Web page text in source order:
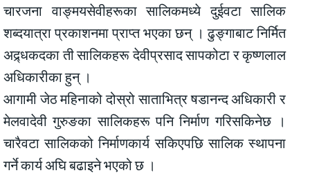
चारजना वाङ्मयसेवीहरूका सालिकमध्ये दुईवटा सालिक
शब्दयात्रा प्रकाशनमा प्राप्त भएका छन् । ढुङ्गाबाट निर्मित
अद्र्धकदका ती सालिकहरू देवीप्रसाद सापकोटा र कृष्णलाल
अधिकारीका हुन् ।
आगामी जेठ महिनाको दोस्रो साताभित्र षडानन्द अधिकारी र
मेलवादेवी गुरुङका सालिकहरू पनि निर्माण गरिसकिनेछ ।
चारैवटा सालिकको निर्माणकार्य सकिएपछि सालिक स्थापना
गर्ने कार्य अघि बढाइने भएको छ ।